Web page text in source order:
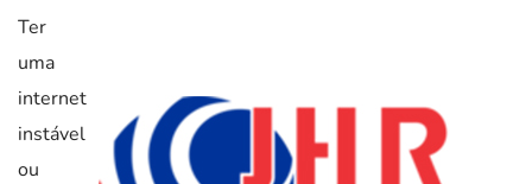
Ter
uma
internet
instável
ou